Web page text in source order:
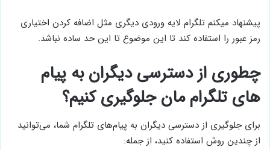
پیشنهاد میکنم تلگرام لایه ورودی دیگری مثل اضافه کردن اختیاری
رمز عبور را استفاده کند تا این موضوع تا این حد ساده نباشد.
چطوری از دسترسی دیگران به پیام
های تلگرام مان جلوگیری کنیم؟
برای جلوگیری از دسترسی دیگران به پیام‌های تلگرام شما، می‌توانید
از چندین روش استفاده کنید، از جمله: